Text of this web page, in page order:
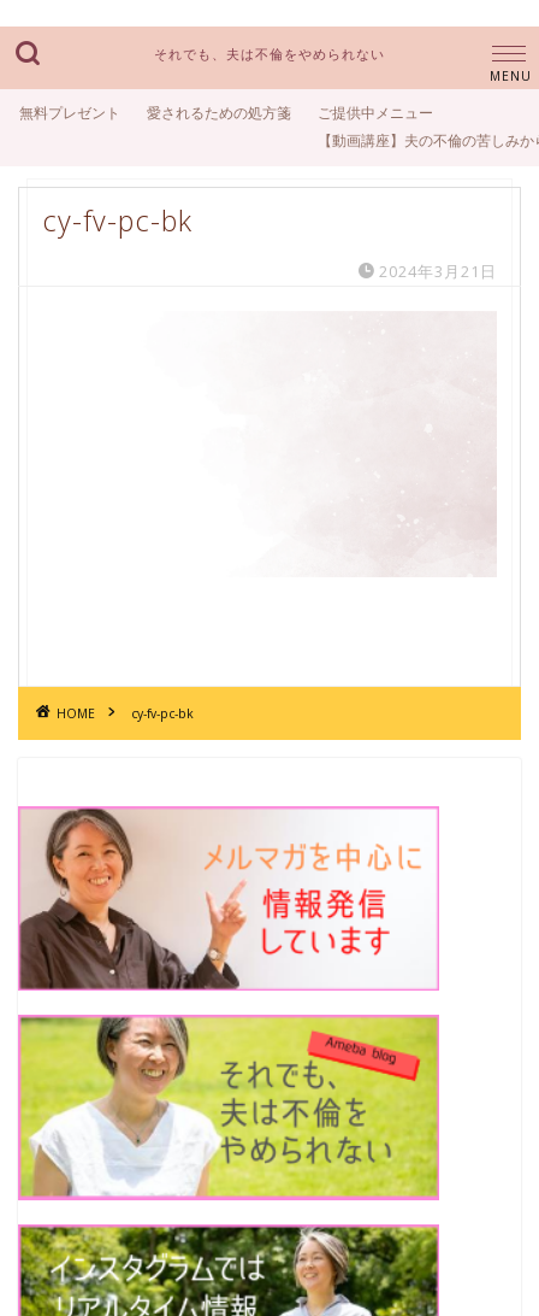
それでも、夫は不倫をやめられない
無料プレゼント 愛されるための処方箋
ご提供中メニュー
【動画講座】夫の不倫の苦しみ
cy-fv-pc-bk
2024年3月21日
HOME cy-fv-pc-bk